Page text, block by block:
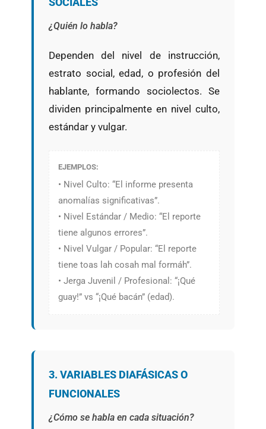
¿Quién lo habla?
Dependen del nivel de instrucción,
estrato social, edad, o profesión del
hablante, formando sociolectos. Se
dividen principalmente en nivel culto,
estándar y vulgar.
EJEMPLOS:
• Nivel Culto: “El informe presenta
anomalías significativas”.
• Nivel Estándar / Medio: “El reporte
tiene algunos errores”.
• Nivel Vulgar / Popular: “El reporte
tiene toas lah cosah mal formáh”.
• Jerga Juvenil / Profesional: “¡Qué
guay!” vs “¡Qué bacán” (edad).
3. VARIABLES DIAFÁSICAS O
FUNCIONALES
¿Cómo se habla en cada situación?